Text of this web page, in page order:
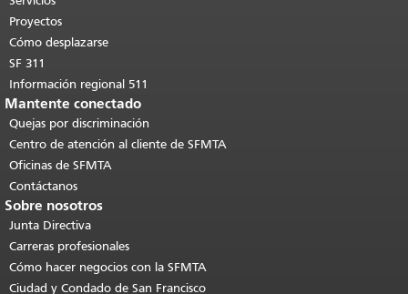
contenido principal
Proyectos
Cómo desplazarse
SF 311
Información regional 511
Mantente conectado
Quejas por discriminación
Centro de atención al cliente de SFMTA
Oficinas de SFMTA
Contáctanos
Sobre nosotros
Junta Directiva
Carreras profesionales
Cómo hacer negocios con la SFMTA
Ciudad y Condado de San Francisco